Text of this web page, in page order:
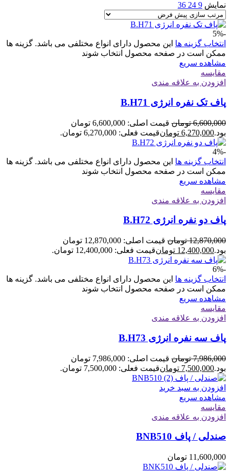
نمایش 9
24
36
-5%
انتخاب گزینه ها این محصول دارای انواع مختلفی می باشد. گزینه ها
ممکن است در صفحه محصول انتخاب شوند
مشاهده سریع
مقایسه
افزودن به علاقه مندی
پاف تک نفره انرژی B.H71
6,600,000 تومان
قیمت اصلی: 6,600,000 تومان
بود.6,270,000 تومانقیمت فعلی: 6,270,000 تومان.
-4%
انتخاب گزینه ها این محصول دارای انواع مختلفی می باشد. گزینه ها
ممکن است در صفحه محصول انتخاب شوند
مشاهده سریع
مقایسه
افزودن به علاقه مندی
پاف دو نفره انرژی B.H72
12,870,000 تومان
قیمت اصلی: 12,870,000 تومان
بود.12,400,000 تومانقیمت فعلی: 12,400,000 تومان.
-6%
انتخاب گزینه ها این محصول دارای انواع مختلفی می باشد. گزینه ها
ممکن است در صفحه محصول انتخاب شوند
مشاهده سریع
مقایسه
افزودن به علاقه مندی
پاف سه نفره انرژی B.H73
7,986,000 تومان
قیمت اصلی: 7,986,000 تومان
بود.7,500,000 تومانقیمت فعلی: 7,500,000 تومان.
افزودن به سبد خرید
مشاهده سریع
مقایسه
افزودن به علاقه مندی
صندلی / پاف BNB510
11,600,000 تومان